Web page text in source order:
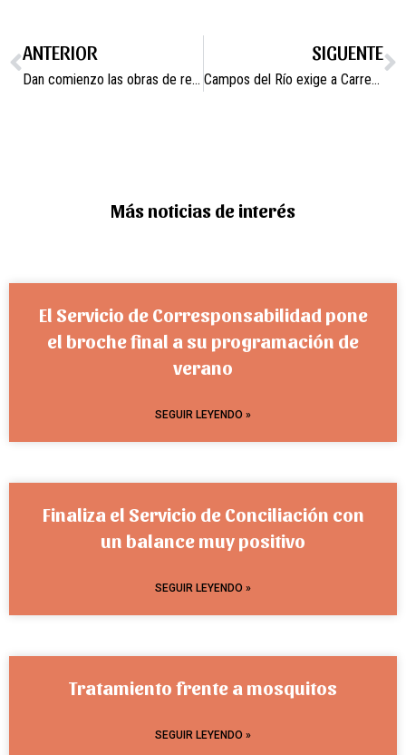
ANTERIOR
Dan comienzo las obras de rehabilitación del Complejo de las Escuelas Viejas de Campos del Río
SIGUENTE
Campos del Río exige a Carreteras que ejecute el nexo de la RM-531 de Campos del Río con el Arco Noroeste
Más noticias de interés
El Servicio de Corresponsabilidad pone
el broche final a su programación de
verano
SEGUIR LEYENDO »
Finaliza el Servicio de Conciliación con
un balance muy positivo
SEGUIR LEYENDO »
Tratamiento frente a mosquitos
SEGUIR LEYENDO »